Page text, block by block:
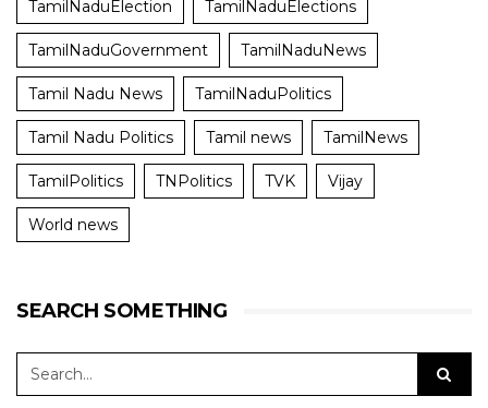
TamilNaduElection TamilNaduElections
TamilNaduGovernment TamilNaduNews
Tamil Nadu News TamilNaduPolitics
Tamil Nadu Politics Tamil news TamilNews
TamilPolitics TNPolitics TVK Vijay
World news
SEARCH SOMETHING